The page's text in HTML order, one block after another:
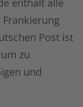
enthält alle
Post ist
zu
und